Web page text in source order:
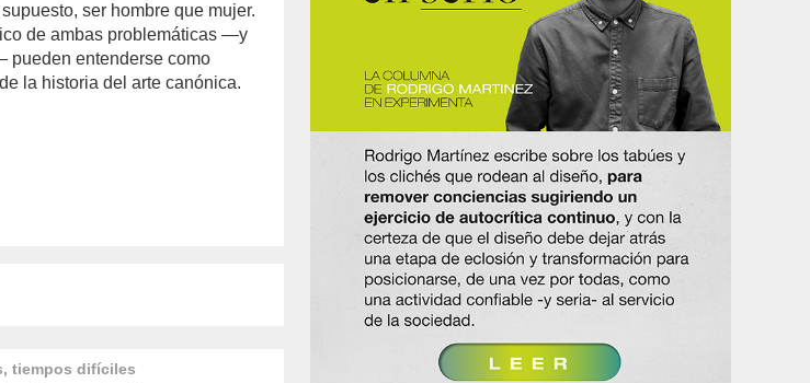
ser hombre que mujer.
de ambas problemáticas ―y
pueden entenderse como
la historia del arte canónica.
tiempos difíciles